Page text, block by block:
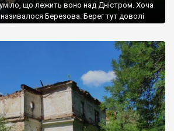
що лежить воно над Дністром. Хоча
Березова. Берег тут доволі
від більшості навколишніх
Михайлівська церква. Точної дати […]